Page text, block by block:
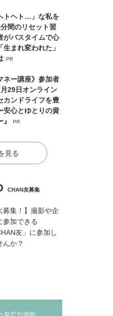
トヘト…」な私を
間のリセット習
がバスタイムで心
生まれ変われた」
PR
ネー講座》参加者
29日オンライン
カンドライフを豊
安心とゆとりの資
PR
見る
CHAN友募集
募集！】撮影や企
参加できる
友」に参加し
んか？